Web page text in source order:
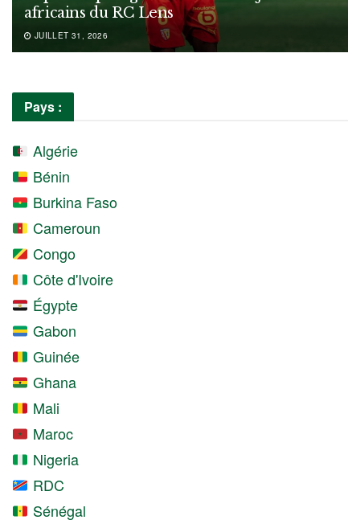
africains du RC Lens
JUILLET 31, 2026
Pays :
Algérie
Bénin
Burkina Faso
Cameroun
Congo
Côte d'Ivoire
Égypte
Gabon
Guinée
Ghana
Mali
Maroc
Nigeria
RDC
Sénégal